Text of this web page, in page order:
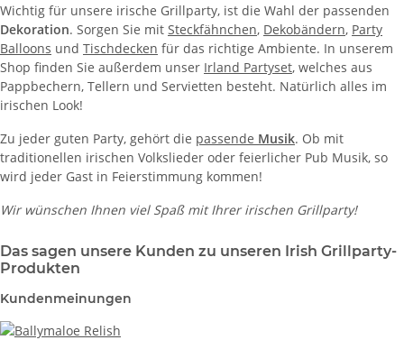
Wichtig für unsere irische Grillparty, ist die Wahl der passenden
Dekoration. Sorgen Sie mit Steckfähnchen, Dekobändern, Party
Balloons und Tischdecken für das richtige Ambiente. In unserem
Shop finden Sie außerdem unser Irland Partyset, welches aus
Pappbechern, Tellern und Servietten besteht. Natürlich alles im
irischen Look!
Zu jeder guten Party, gehört die passende Musik. Ob mit
traditionellen irischen Volkslieder oder feierlicher Pub Musik, so
wird jeder Gast in Feierstimmung kommen!
Wir wünschen Ihnen viel Spaß mit Ihrer irischen Grillparty!
Das sagen unsere Kunden zu unseren Irish Grillparty-
Produkten
Kundenmeinungen